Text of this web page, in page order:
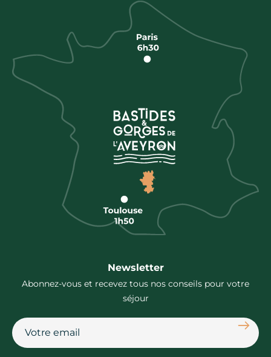
Newsletter
Abonnez-vous et recevez tous nos conseils pour votre
séjour